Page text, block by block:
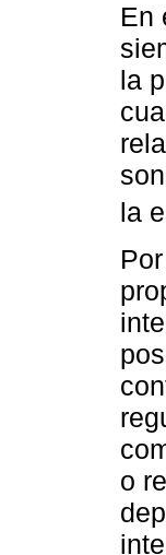
En
la
la
o